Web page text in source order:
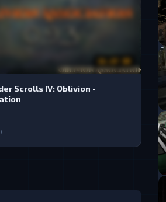
26.69 GB
Scrolls IV: Oblivion -